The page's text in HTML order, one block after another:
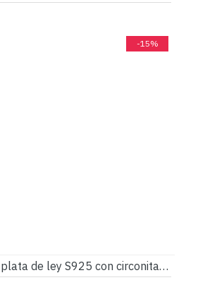
-15%
Anillo de plata de ley S925 con circonita azul, sortija hecha A mano, diseño de fiesta, Festival